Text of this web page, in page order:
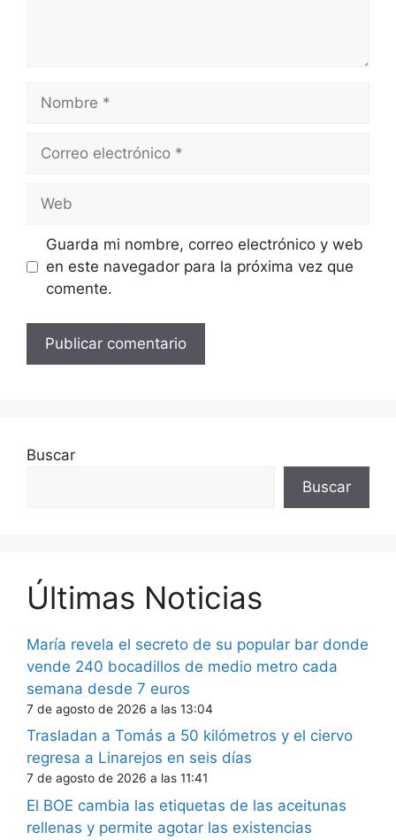
Nombre
Correo
Web
Guarda mi nombre, correo electrónico y web
en este navegador para la próxima vez que
comente.
Buscar
Buscar
Últimas Noticias
María revela el secreto de su popular bar donde
vende 240 bocadillos de medio metro cada
semana desde 7 euros
7 de agosto de 2026 a las 13:04
Trasladan a Tomás a 50 kilómetros y el ciervo
regresa a Linarejos en seis días
7 de agosto de 2026 a las 11:41
El BOE cambia las etiquetas de las aceitunas
rellenas y permite agotar las existencias